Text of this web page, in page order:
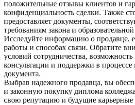
положительные отзывы клиентов и
конфиденциальность сделки.​ Также
предоставляет документы,
требованиям закона и
Исследуйте информацию о продавце,
работы и способах связи.​ Обратите
условий сотрудничества,
консультации и поддержки в процессе
документа.
Выбрав надежного продавца, вы
и законную покупку диплома
свою репутацию и будущие карьерные